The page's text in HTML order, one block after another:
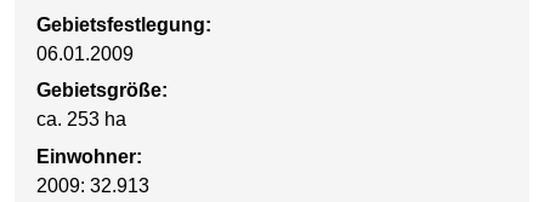
Gebietsfestlegung:
06.01.2009
Gebietsgröße:
ca. 253 ha
Einwohner:
2009: 32.913